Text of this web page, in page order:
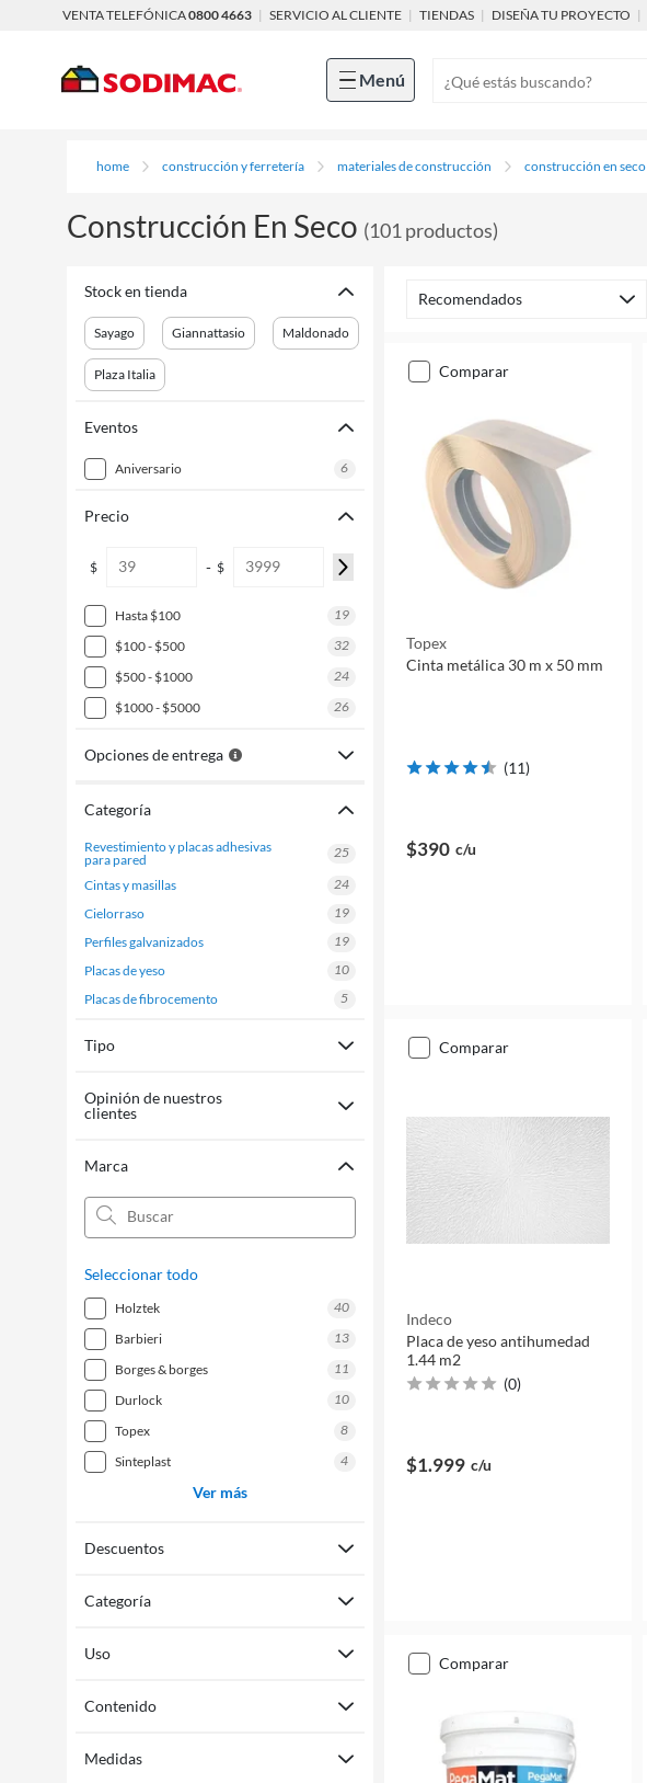
VENTA TELEFÓNICA0800 4663 | SERVICIO AL CLIENTE | TIENDAS | DISEÑA TU PROYECTO |
Menú
home construcción y ferretería materiales de construcción construcción en seco
Construcción En Seco (101 productos)
Stock en tienda
Sayago Giannattasio Maldonado
Plaza Italia
Eventos
aniversario 6
Precio
$ - $
hasta $100
19
$100 - $500
32
$500 - $1000
24
$1000 - $5000
26
Opciones de entrega
Categoría
revestimiento y placas adhesivas
para pared
25
cintas y masillas
24
cielorraso
19
perfiles galvanizados
19
placas de yeso
10
placas de fibrocemento
5
Tipo
Opinión de nuestros
clientes
Marca
Seleccionar todo
holztek
40
barbieri
13
borges & borges
11
durlock
10
topex
8
sinteplast
4
Ver más
Descuentos
Categoría
Uso
Contenido
Medidas
Recomendados
comparar
Topex
Cinta metálica 30 m x 50 mm
(11)
$390 c/u
comparar
Indeco
Placa de yeso antihumedad
1.44 m2
(0)
$1.999 c/u
comparar